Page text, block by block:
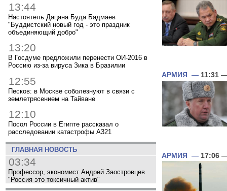
13:44
Настоятель Дацана Буда Бадмаев
"Буддистский новый год - это праздник
объединяющий добро"
13:20
В Госдуме предложили перенести ОИ-2016 в
Россию из-за вируса Зика в Бразилии
12:55
Песков: в Москве соболезнуют в связи с
землетрясением на Тайване
12:10
Посол России в Египте рассказал о
расследовании катастрофы A321
ГЛАВНАЯ НОВОСТЬ
03:34
Профессор, экономист Андрей Заостровцев
"Россия это токсичный актив"
АРМИЯ — 11:31 —
АРМИЯ — 17:06 —